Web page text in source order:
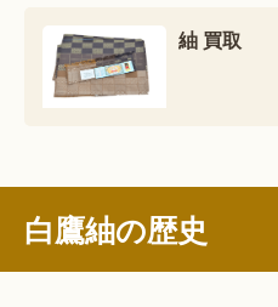
紬 買取
白鷹紬の歴史